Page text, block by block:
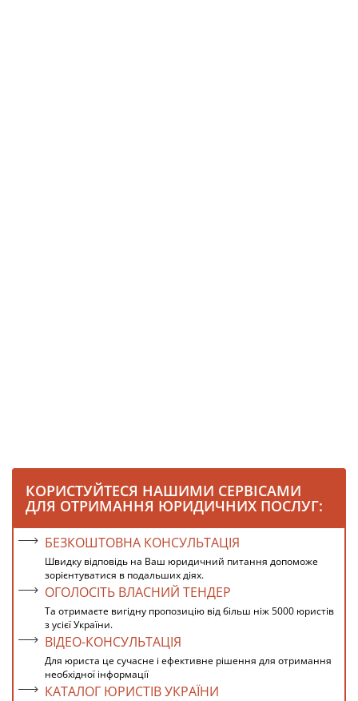
КОРИСТУЙТЕСЯ НАШИМИ СЕРВІСАМИ
ДЛЯ ОТРИМАННЯ ЮРИДИЧНИХ ПОСЛУГ:
БЕЗКОШТОВНА КОНСУЛЬТАЦІЯ
Швидку відповідь на Ваш юридичний питання допоможе
зорієнтуватися в подальших діях.
ОГОЛОСІТЬ ВЛАСНИЙ ТЕНДЕР
Та отримаєте вигідну пропозицію від більш ніж 5000 юристів
з усієї України.
ВІДЕО-КОНСУЛЬТАЦІЯ
Для юриста це сучасне і ефективне рішення для отримання
необхідної інформації
КАТАЛОГ ЮРИСТІВ УКРАЇНИ